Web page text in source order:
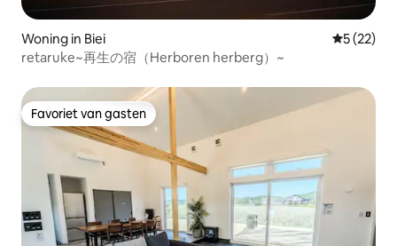
Woning in Biei
5 (22)
retaruke~再生の宿（Herboren herberg）~
Favoriet van gasten
Favoriet van gasten